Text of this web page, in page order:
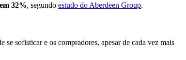
32%, segundo estudo do Aberdeen Group.
sofisticar e os compradores, apesar de cada vez mais